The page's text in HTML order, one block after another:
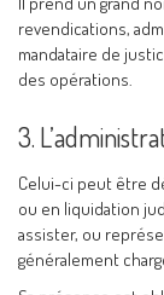
revendications,
mandataire de
des opérations.
3.
Celui-ci peut être
ou en liquidation
assister, ou
généralement